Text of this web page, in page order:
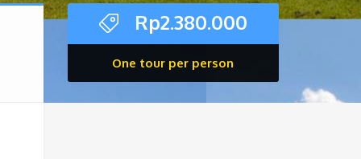
Rp2.380.000
One tour per person